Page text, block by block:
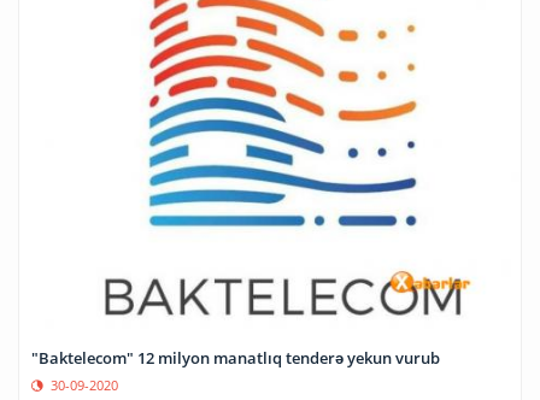
"Baktelecom" 12 milyon manatlıq tenderə yekun vurub
30-09-2020